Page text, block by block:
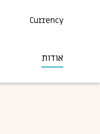
Currency
אודות